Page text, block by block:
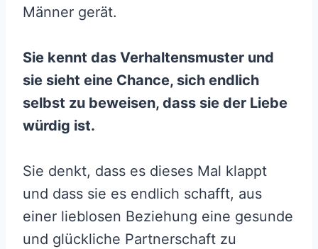
Männer gerät.
Sie kennt das Verhaltensmuster und
sie sieht eine Chance, sich endlich
selbst zu beweisen, dass sie der Liebe
würdig ist.
Sie denkt, dass es dieses Mal klappt
und dass sie es endlich schafft, aus
einer lieblosen Beziehung eine gesunde
und glückliche Partnerschaft zu